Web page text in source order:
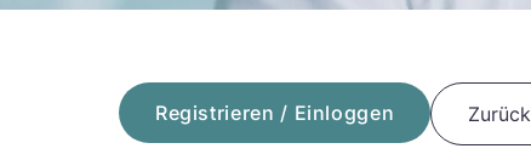
Registrieren / Einloggen